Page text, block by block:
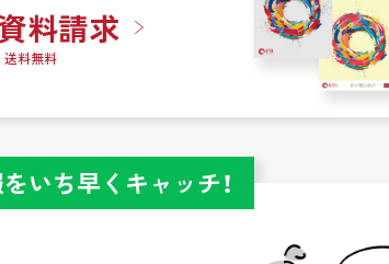
料請求
送料無料
いち早くキャッチ！